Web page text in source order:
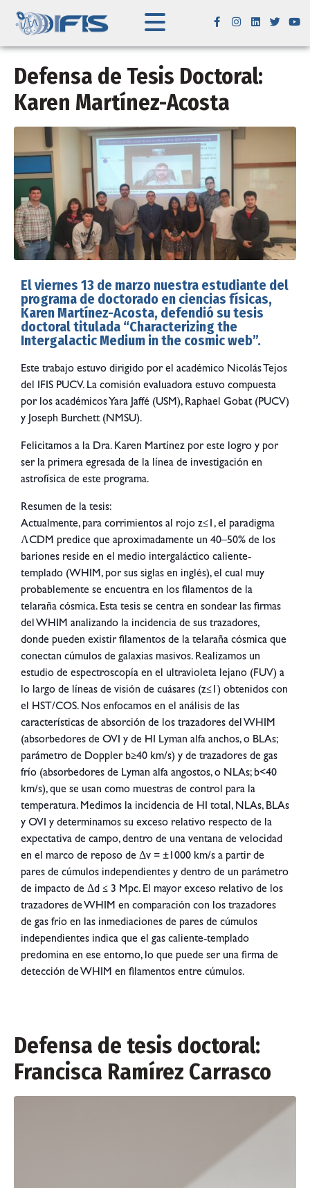
Defensa de Tesis Doctoral:
Karen Martínez-Acosta
El viernes 13 de marzo nuestra estudiante del
programa de doctorado en ciencias físicas,
Karen Martínez-Acosta, defendió su tesis
doctoral titulada “Characterizing the
Intergalactic Medium in the cosmic web”.
Este trabajo estuvo dirigido por el académico Nicolás Tejos
del IFIS PUCV. La comisión evaluadora estuvo compuesta
por los académicos Yara Jaffé (USM), Raphael Gobat (PUCV)
y Joseph Burchett (NMSU).
Felicitamos a la Dra. Karen Martínez por este logro y por
ser la primera egresada de la línea de investigación en
astrofísica de este programa.
Resumen de la tesis:
Actualmente, para corrimientos al rojo z≤1, el paradigma
ΛCDM predice que aproximadamente un 40–50% de los
bariones reside en el medio intergaláctico caliente‐
templado (WHIM, por sus siglas en inglés), el cual muy
probablemente se encuentra en los filamentos de la
telaraña cósmica. Esta tesis se centra en sondear las firmas
del WHIM analizando la incidencia de sus trazadores,
donde pueden existir filamentos de la telaraña cósmica que
conectan cúmulos de galaxias masivos. Realizamos un
estudio de espectroscopía en el ultravioleta lejano (FUV) a
lo largo de líneas de visión de cuásares (z≤1) obtenidos con
el HST/COS. Nos enfocamos en el análisis de las
características de absorción de los trazadores del WHIM
(absorbedores de OVI y de HI Lyman alfa anchos, o BLAs;
parámetro de Doppler b≥40 km/s) y de trazadores de gas
frío (absorbedores de Lyman alfa angostos, o NLAs; b<40
km/s), que se usan como muestras de control para la
temperatura. Medimos la incidencia de HI total, NLAs, BLAs
y OVI y determinamos su exceso relativo respecto de la
expectativa de campo, dentro de una ventana de velocidad
en el marco de reposo de Δv = ±1000 km/s a partir de
pares de cúmulos independientes y dentro de un parámetro
de impacto de Δd ≤ 3 Mpc. El mayor exceso relativo de los
trazadores de WHIM en comparación con los trazadores
de gas frío en las inmediaciones de pares de cúmulos
independientes indica que el gas caliente‐templado
predomina en ese entorno, lo que puede ser una firma de
detección de WHIM en filamentos entre cúmulos.
Defensa de tesis doctoral:
Francisca Ramírez Carrasco